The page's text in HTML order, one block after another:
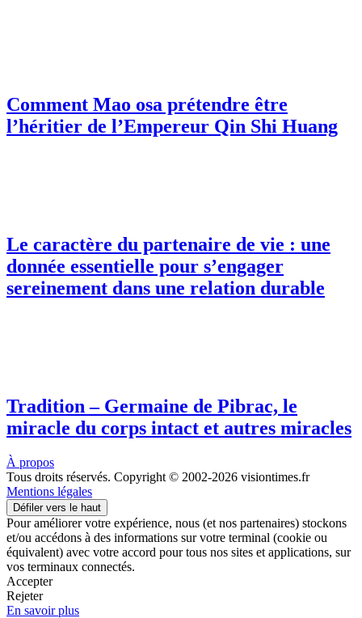
Comment Mao osa prétendre être
l’héritier de l’Empereur Qin Shi Huang
Le caractère du partenaire de vie : une
donnée essentielle pour s’engager
sereinement dans une relation durable
Tradition – Germaine de Pibrac, le
miracle du corps intact et autres miracles
À propos
Tous droits réservés. Copyright © 2002-2026 visiontimes.fr
Mentions légales
Défiler vers le haut
Pour améliorer votre expérience, nous (et nos partenaires) stockons
et/ou accédons à des informations sur votre terminal (cookie ou
équivalent) avec votre accord pour tous nos sites et applications, sur
vos terminaux connectés.
Accepter
Rejeter
En savoir plus